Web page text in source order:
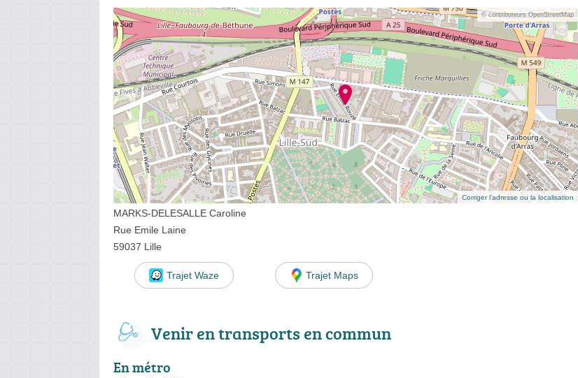
© contributeurs OpenStreetMap
Corriger l’adresse ou la localisation
MARKS-DELESALLE Caroline
Rue Emile Laine
59037 Lille
Trajet Waze Trajet Maps
Venir en transports en commun
En métro